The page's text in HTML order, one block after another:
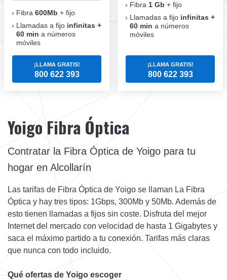
Fibra 600Mb + fijo
Llamadas a fijo infinitas +
60 min a números
móviles
¡LLAMA GRATIS!
800 622 393
Fibra 1 Gb + fijo
Llamadas a fijo infinitas +
60 min a números
móviles
¡LLAMA GRATIS!
800 622 393
Yoigo Fibra Óptica
Contratar la Fibra Óptica de Yoigo para tu
hogar en Alcollarín
Las tarifas de Fibra Óptica de Yoigo se llaman La Fibra
Óptica y hay tres tipos: 1Gbps, 300Mb y 50Mb. Además de
esto tienen llamadas a fijos sin coste. Disfruta del mejor
Internet del mercado con velocidad de hasta 1 Gigabytes y
saca el máximo partido a tu conexión. Tarifas más claras
que nunca con todo incluido.
Qué ofertas de Yoigo escoger